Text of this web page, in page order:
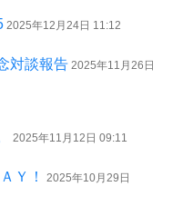
2025年12月24日 11:12
対談報告 2025年11月26日
2025年11月12日 09:11
Ｙ！
2025年10月29日